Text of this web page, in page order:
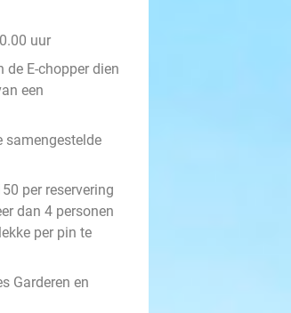
uur
de E-chopper dien
een
samengestelde
per reservering
dan 4 personen
per pin te
Garderen en